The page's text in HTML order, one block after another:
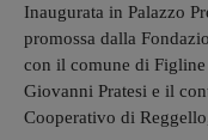
Inaugurata in Palazzo
promossa dalla
con il comune di
Giovanni Pratesi e il
Cooperativo di